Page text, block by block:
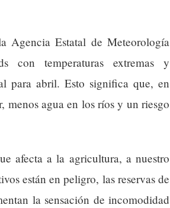
Agencia Estatal de Meteorología
con temperaturas extremas y
para abril. Esto significa que, en
menos agua en los ríos y un riesgo
afecta a la agricultura, a nuestro
están en peligro, las reservas de
la sensación de incomodidad